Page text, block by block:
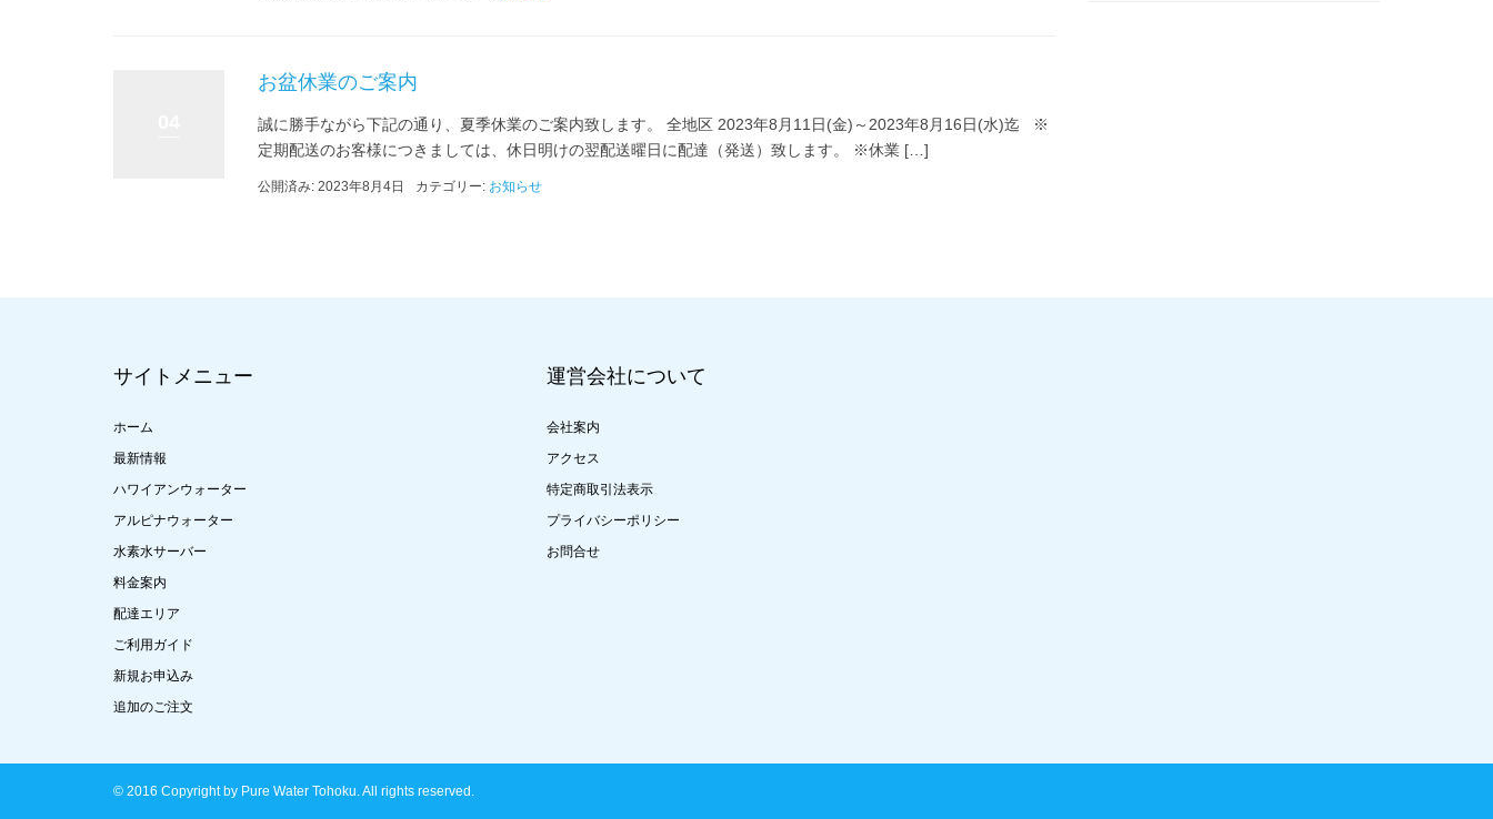
お盆休業のご案内
誠に勝手ながら下記の通り、夏季休業のご案内致します。 全地区 2023年8月11日(金)～2023年8月16日(水)迄 ※
定期配送のお客様につきましては、休日明けの翌配送曜日に配達（発送）致します。 ※休業 […]
公開済み: 2023年8月4日 カテゴリー: お知らせ
サイトメニュー
ホーム
最新情報
ハワイアンウォーター
アルピナウォーター
水素水サーバー
料金案内
配達エリア
ご利用ガイド
新規お申込み
追加のご注文
運営会社について
会社案内
アクセス
特定商取引法表示
プライバシーポリシー
お問合せ
© 2016 Copyright by Pure Water Tohoku. All rights reserved.